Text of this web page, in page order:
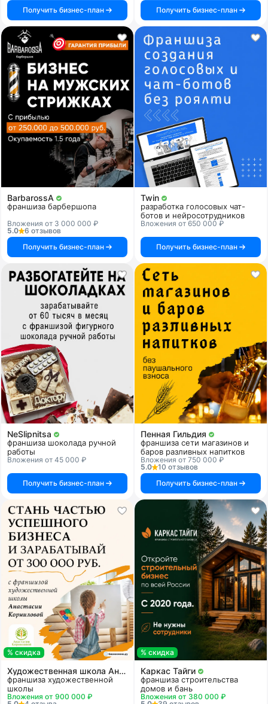
Получить бизнес-план
Получить бизнес-план
BarbarossA
франшиза барбершопа
Вложения от 3 000 000 ₽
5.0
6 отзывов
Получить бизнес-план
Twin
разработка голосовых чат-
ботов и нейросотрудников
Вложения от 650 000 ₽
Получить бизнес-план
NeSlipnitsa
франшиза шоколада ручной
работы
Вложения от 45 000 ₽
Получить бизнес-план
Пенная Гильдия
франшиза сети магазинов и
баров разливных напитков
Вложения от 750 000 ₽
5.0
10 отзывов
Получить бизнес-план
% скидка
Художественная школа Анастасии Корниловой
франшиза художественной
школы
Вложения от 900 000 ₽
% скидка
Каркас Тайги
франшиза строительства
домов и бань
Вложения от 380 000 ₽